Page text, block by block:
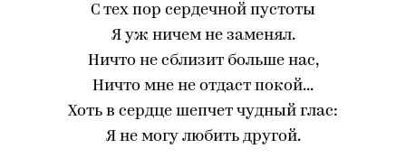
С тех пор сердечной пустоты
Я уж ничем не заменял.
Ничто не сблизит больше нас,
Ничто мне не отдаст покой...
Хоть в сердце шепчет чудный глас:
Я не могу любить другой.